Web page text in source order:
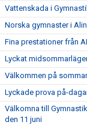
Vattenskada i
Norska gymnaster i
Fina prestationer från
Lyckat
Välkommen på
Lyckade prova på-
Välkomna till
den 11 juni